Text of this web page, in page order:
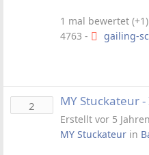
1 mal bewertet
4763 -
gailing-
2 MY Stuckateur
Erstellt vor 5
MY Stuckateurin